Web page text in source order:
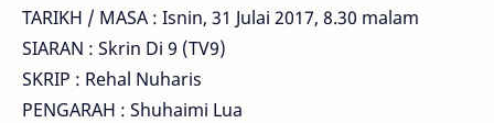
TARIKH / MASA : Isnin, 31 Julai 2017, 8.30 malam
SIARAN : Skrin Di 9 (TV9)
SKRIP : Rehal Nuharis
PENGARAH : Shuhaimi Lua